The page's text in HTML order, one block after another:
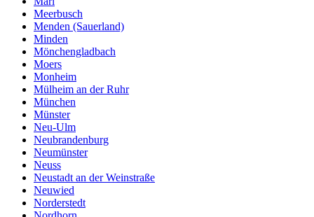
Meerbusch
Menden (Sauerland)
Minden
Mönchengladbach
Moers
Monheim
Mülheim an der Ruhr
München
Münster
Neu-Ulm
Neubrandenburg
Neumünster
Neuss
Neustadt an der Weinstraße
Neuwied
Norderstedt